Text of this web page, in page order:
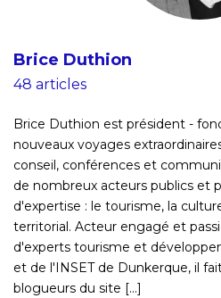
Brice Duthion
48 articles
Brice Duthion est président -
nouveaux voyages
conseil, conférences et
de nombreux acteurs publics et
d'expertise : le tourisme, la
territorial. Acteur engagé et
d'experts tourisme et
et de l'INSET de Dunkerque, il
blogueurs du site [...]